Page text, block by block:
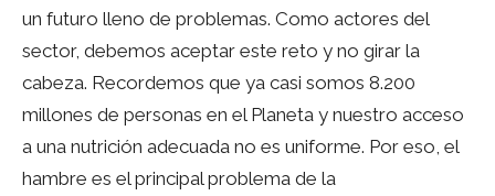
un futuro lleno de problemas. Como actores del
sector, debemos aceptar este reto y no girar la
cabeza. Recordemos que ya casi somos 8.200
millones de personas en el Planeta y nuestro acceso
a una nutrición adecuada no es uniforme. Por eso, el
hambre es el principal problema de la